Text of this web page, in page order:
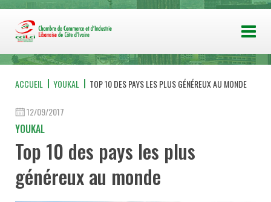
ACCUEIL YOUKAL TOP 10 DES PAYS LES PLUS GÉNÉREUX AU MONDE
12/09/2017
YOUKAL
Top 10 des pays les plus
généreux au monde